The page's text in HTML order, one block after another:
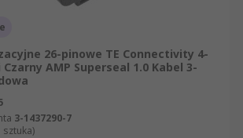
26-pinowe TE Connectivity 4-
AMP Superseal 1.0 Kabel 3-
3-1437290-7
sztuka)